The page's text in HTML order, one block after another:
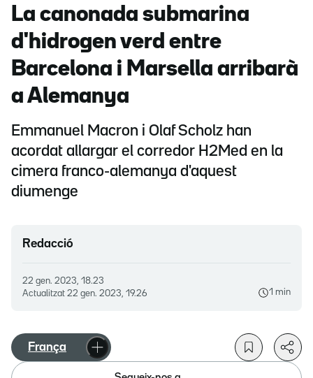
La canonada submarina
d'hidrogen verd entre
Barcelona i Marsella arribarà
a Alemanya
Emmanuel Macron i Olaf Scholz han
acordat allargar el corredor H2Med en la
cimera franco-alemanya d'aquest
diumenge
Redacció
22 gen. 2023, 18.23
Actualitzat 22 gen. 2023, 19.26 1 min
França